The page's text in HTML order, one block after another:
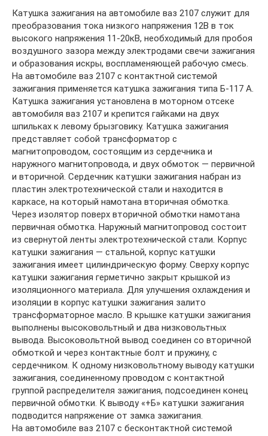
Катушка зажигания на автомобиле ваз 2107 служит для
преобразования тока низкого напряжения 12В в ток
высокого напряжения 11-20кВ, необходимый для пробоя
воздушного зазора между электродами свечи зажигания
и образования искры, воспламеняющей рабочую смесь.
На автомобиле ваз 2107 с контактной системой
зажигания применяется катушка зажигания типа Б-117 А.
Катушка зажигания установлена в моторном отсеке
автомобиля ваз 2107 и крепится гайками на двух
шпильках к левому брызговику. Катушка зажигания
представляет собой трансформатор с
магнитопроводом, состоящим из сердечника и
наружного магнитопровода, и двух обмоток — первичной
и вторичной. Сердечник катушки зажигания набран из
пластин электротехнической стали и находится в
каркасе, на который намотана вторичная обмотка.
Через изолятор поверх вторичной обмотки намотана
первичная обмотка. Наружный магнитопровод состоит
из свернутой ленты электротехнической стали. Корпус
катушки зажигания — стальной, корпус катушки
зажигания имеет цилиндрическую форму. Сверху корпус
катушки зажигания герметично закрыт крышкой из
изоляционного материала. Для улучшения охлаждения и
изоляции в корпус катушки зажигания залито
трансформаторное масло. В крышке катушки зажигания
выполнены высоковольтный и два низковольтных
вывода. Высоковольтной вывод соединен со вторичной
обмоткой и через контактные болт и пружину, с
сердечником. К одному низковольтному выводу катушки
зажигания, соединенному проводом с контактной
группой распределителя зажигания, подсоединен конец
первичной обмотки. К выводу «+Б» катушки зажигания
подводится напряжение от замка зажигания.
На автомобиле ваз 2107 с бесконтактной системой